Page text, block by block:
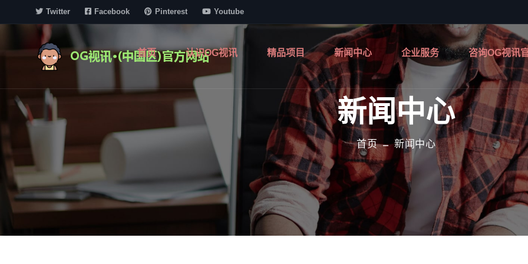
Twitter Facebook Pinterest Youtube
首页 认识OG视讯 精品项目 新闻中心 企业服务 咨询OG视讯
新闻中心
首页 新闻中心